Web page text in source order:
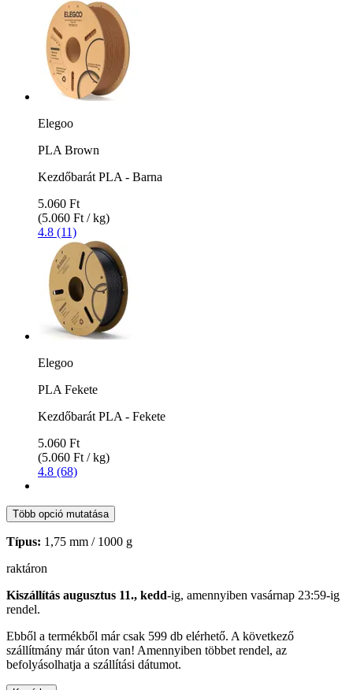
Elegoo
PLA Brown
Kezdőbarát PLA - Barna
5.060 Ft
(5.060 Ft / kg)
4.8 (11)
Elegoo
PLA Fekete
Kezdőbarát PLA - Fekete
5.060 Ft
(5.060 Ft / kg)
4.8 (68)
Több opció mutatása
Típus: 1,75 mm / 1000 g
raktáron
Kiszállítás augusztus 11., kedd-ig, amennyiben vasárnap 23:59-ig
rendel.
Ebből a termékből már csak 599 db elérhető. A következő
szállítmány már úton van! Amennyiben többet rendel, az
befolyásolhatja a szállítási dátumot.